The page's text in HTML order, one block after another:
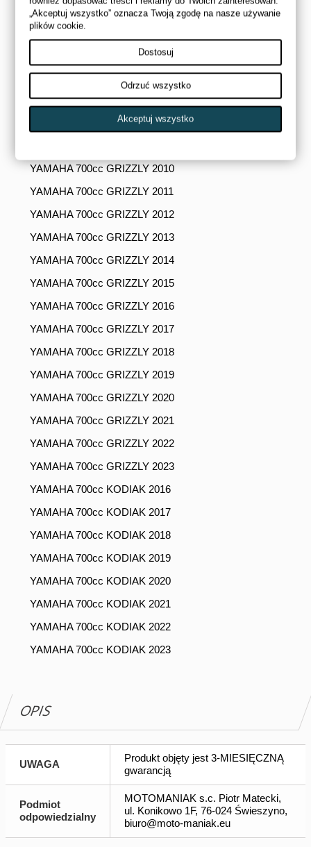
YAMAHA 550cc YFM 550 GRIZZLY 2011
YAMAHA 550cc YFM 550 GRIZZLY 2012
YAMAHA 550cc YFM 550 GRIZZLY 2013
YAMAHA 550cc YFM 550 GRIZZLY 2014
YAMAHA 700cc GRIZZLY 2007
YAMAHA 700cc GRIZZLY 2008
YAMAHA 700cc GRIZZLY 2010
YAMAHA 700cc GRIZZLY 2011
YAMAHA 700cc GRIZZLY 2012
YAMAHA 700cc GRIZZLY 2013
YAMAHA 700cc GRIZZLY 2014
YAMAHA 700cc GRIZZLY 2015
YAMAHA 700cc GRIZZLY 2016
YAMAHA 700cc GRIZZLY 2017
YAMAHA 700cc GRIZZLY 2018
YAMAHA 700cc GRIZZLY 2019
YAMAHA 700cc GRIZZLY 2020
YAMAHA 700cc GRIZZLY 2021
YAMAHA 700cc GRIZZLY 2022
YAMAHA 700cc GRIZZLY 2023
YAMAHA 700cc KODIAK 2016
YAMAHA 700cc KODIAK 2017
YAMAHA 700cc KODIAK 2018
YAMAHA 700cc KODIAK 2019
YAMAHA 700cc KODIAK 2020
YAMAHA 700cc KODIAK 2021
YAMAHA 700cc KODIAK 2022
YAMAHA 700cc KODIAK 2023
OPIS
UWAGA
Produkt objęty jest 3-MIESIĘCZNĄ
gwarancją
Podmiot
odpowiedzialny
MOTOMANIAK s.c. Piotr Matecki,
ul. Konikowo 1F, 76-024 Świeszyno,
biuro@moto-maniak.eu
„Akceptuj wszystko” oznacza Twoją zgodę na nasze używanie
plików cookie.
Dostosuj
Odrzuć wszystko
Akceptuj wszystko